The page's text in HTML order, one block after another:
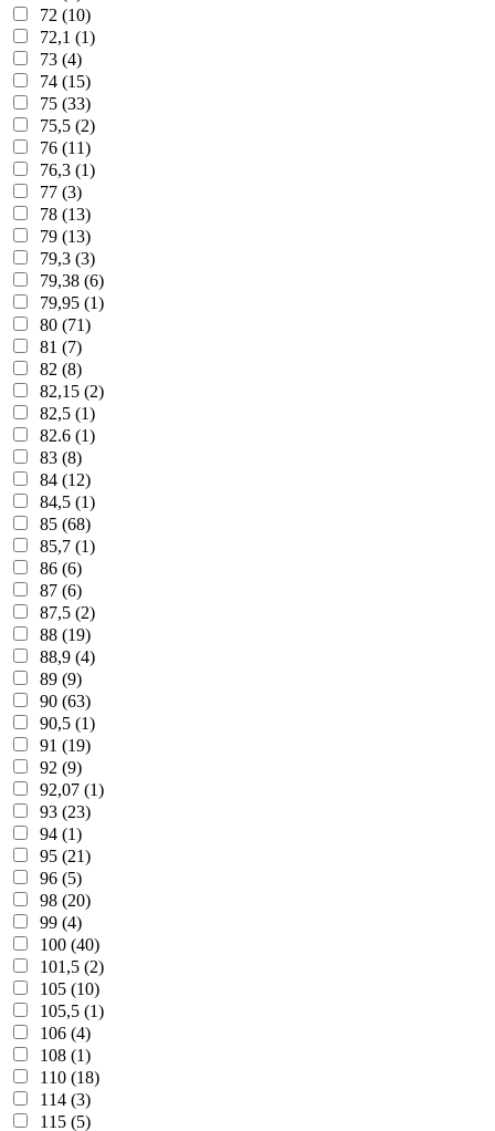
72 (10)
72,1 (1)
73 (4)
74 (15)
75 (33)
75,5 (2)
76 (11)
76,3 (1)
77 (3)
78 (13)
79 (13)
79,3 (3)
79,38 (6)
79,95 (1)
80 (71)
81 (7)
82 (8)
82,15 (2)
82,5 (1)
82.6 (1)
83 (8)
84 (12)
84,5 (1)
85 (68)
85,7 (1)
86 (6)
87 (6)
87,5 (2)
88 (19)
88,9 (4)
89 (9)
90 (63)
90,5 (1)
91 (19)
92 (9)
92,07 (1)
93 (23)
94 (1)
95 (21)
96 (5)
98 (20)
99 (4)
100 (40)
101,5 (2)
105 (10)
105,5 (1)
106 (4)
108 (1)
110 (18)
114 (3)
115 (5)